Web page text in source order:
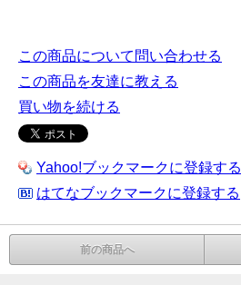
この商品について問い合わせる
この商品を友達に教える
買い物を続ける
Yahoo!ブックマークに登録する
はてなブックマークに登録する
前の商品へ